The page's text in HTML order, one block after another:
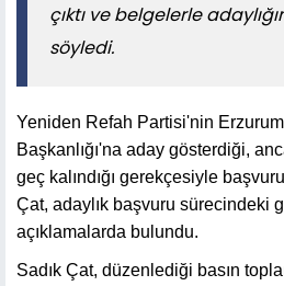
çıktı ve belgelerle
söyledi.
Yeniden Refah Partisi'nin
Başkanlığı'na aday gösterdiği,
geç kalındığı gerekçesiyle
Çat, adaylık başvuru sürecindeki
açıklamalarda bulundu.
Sadık Çat, düzenlediği basın